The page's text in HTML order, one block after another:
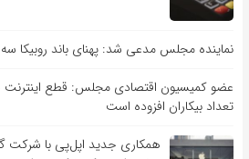
نماینده مجلس مدعی شد: پهنای باند روبیکا
عضو کمیسیون اقتصادی مجلس: قطع
تعداد بیکاران افزوده است
همکاری جدید اپل‌پی با شرکت